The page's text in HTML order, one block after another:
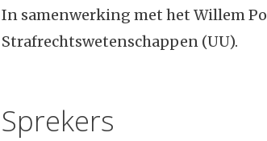
In samenwerking met het Willem
Strafrechtswetenschappen (UU).
Sprekers